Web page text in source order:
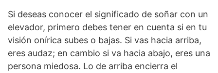
Si deseas conocer el significado de soñar con un
elevador, primero debes tener en cuenta si en tu
visión onírica subes o bajas. Si vas hacia arriba,
eres audaz; en cambio si va hacia abajo, eres una
persona miedosa. Lo de arriba encierra el